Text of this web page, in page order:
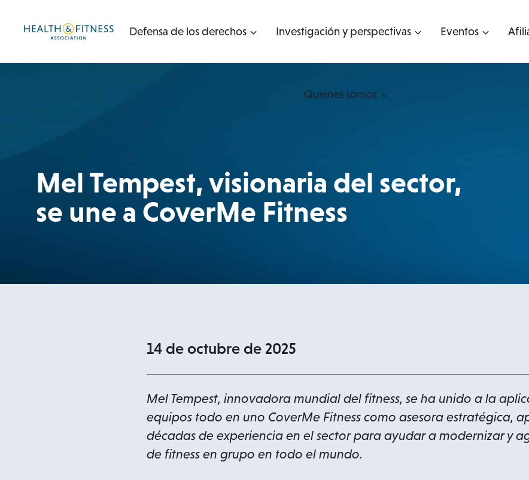
Defensa de los derechos Investigación y perspectivas Eventos
Quiénes somos
Mel Tempest, visionaria del sector,
se une a CoverMe Fitness
14 de octubre de 2025
Mel Tempest, innovadora mundial del fitness, se ha unido a la
equipos todo en uno CoverMe Fitness como asesora estratégica,
décadas de experiencia en el sector para ayudar a modernizar y
de fitness en grupo en todo el mundo.